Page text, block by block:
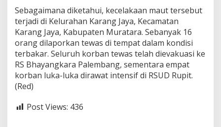
g
a
Sebagaimana diketahui, kecelakaan maut tersebut
terjadi di Kelurahan Karang Jaya, Kecamatan
Karang Jaya, Kabupaten Muratara. Sebanyak 16
orang dilaporkan tewas di tempat dalam kondisi
terbakar. Seluruh korban tewas telah dievakuasi ke
RS Bhayangkara Palembang, sementara empat
korban luka-luka dirawat intensif di RSUD Rupit.
(Red)
Post Views: 436